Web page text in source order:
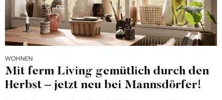
WOHNEN
Mit ferm Living gemütlich durch den
Herbst – jetzt neu bei Mannsdörfer!